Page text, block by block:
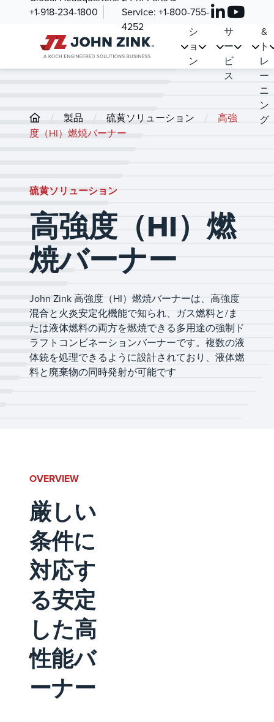
+1-918-234-1800
Service: +1-800-755-
4252
介 ー
シ
ョ
ン
&
サ
ー
ビ
ス
&
ト
レ
ー
ニ
ン
グ
/ 製品 / 硫黄ソリューション /
高強
度（HI）燃焼バーナー
硫黄ソリューション
高強度（HI）燃
焼バーナー
John Zink 高強度（HI）燃焼バーナーは、高強度
混合と火炎安定化機能で知られ、ガス燃料と/ま
たは液体燃料の両方を燃焼できる多用途の強制ド
ラフトコンビネーションバーナーです。複数の液
体銃を処理できるように設計されており、液体燃
料と廃棄物の同時発射が可能です
OVERVIEW
厳しい
条件に
対応す
る安定
した高
性能バ
ーナー